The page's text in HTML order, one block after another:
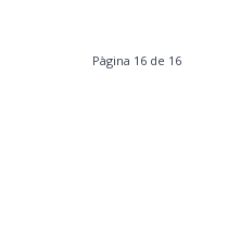
Pàgina 16 de 16